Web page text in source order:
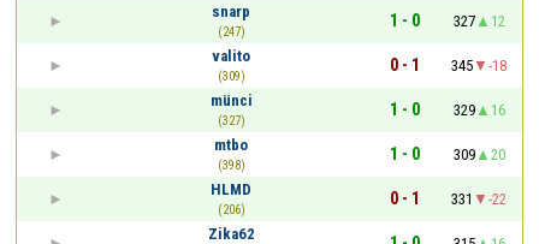
snarp
(247)
1 - 0 327
12
valito
(309)
0 - 1 345
-18
münci
(327)
1 - 0 329
16
mtbo
(398)
1 - 0 309
20
HLMD
(206)
0 - 1 331
-22
Zika62